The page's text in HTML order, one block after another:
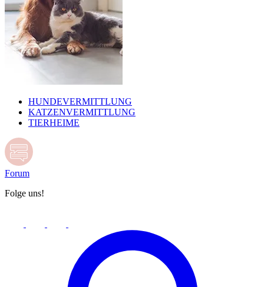
HUNDEVERMITTLUNG
KATZENVERMITTLUNG
TIERHEIME
Forum
Folge uns!